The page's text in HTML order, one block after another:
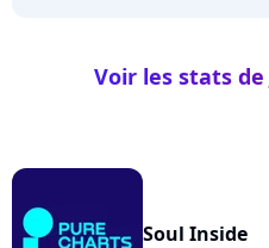
Voir les stats de
Soul Inside